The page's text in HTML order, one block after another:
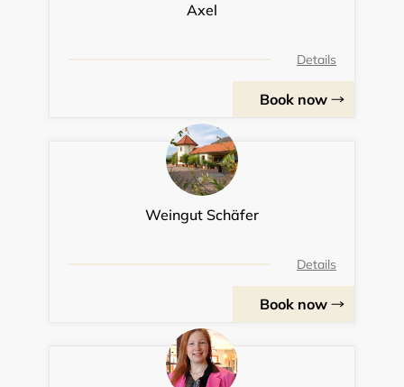
Axel
Details
Book now
Weingut Schäfer
Details
Book now